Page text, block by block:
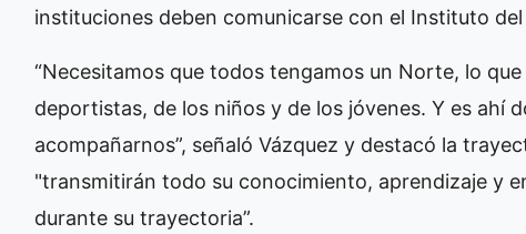
instituciones deben comunicarse con el Instituto
“Necesitamos que todos tengamos un Norte, lo
deportistas, de los niños y de los jóvenes. Y es ahí
acompañarnos”, señaló Vázquez y destacó la
"transmitirán todo su conocimiento, aprendizaje y
durante su trayectoria”.